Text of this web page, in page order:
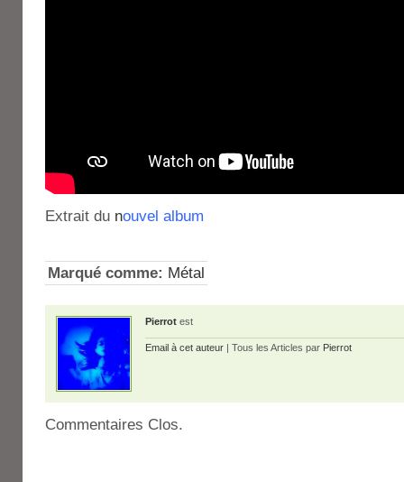
Extrait du nouvel album
Marqué comme: Métal
Pierrot est
Email à cet auteur | Tous les Articles par Pierrot
Commentaires Clos.